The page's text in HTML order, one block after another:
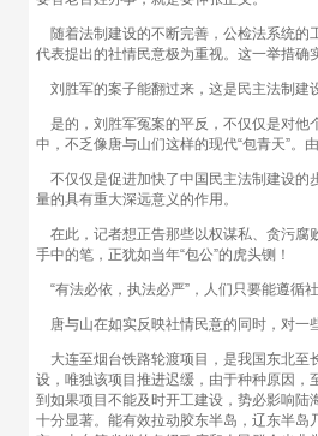
随着法制建设的不断完善，公检法系统的
代表提出的社情民意极为重视。这一举措
刘胜军的案子能翻过来，这是民主法制建
是的，刘胜军冤案的平反，不仅仅是对他
中，不乏像唐与山们这样的现代“包青天”。
不仅仅是促进加快了中国民主法制建设的
量的具有重大深远意义的作用。
在此，记者想正告那些以权谋私、贪污腐
手中的笔，正犹如当年“包公”的虎头铡！
“有法必依，执法必严”，人们只要能遵循
唐与山在如实反映社情民意的同时，对一
大连至烟台铁路轮渡项目，是我国东北至
设，唯独该项目推进迟缓，由于种种原因
到如果项目不能及时开工建设，势必影响
十分显著。能有效拉动胶东半岛，辽东半